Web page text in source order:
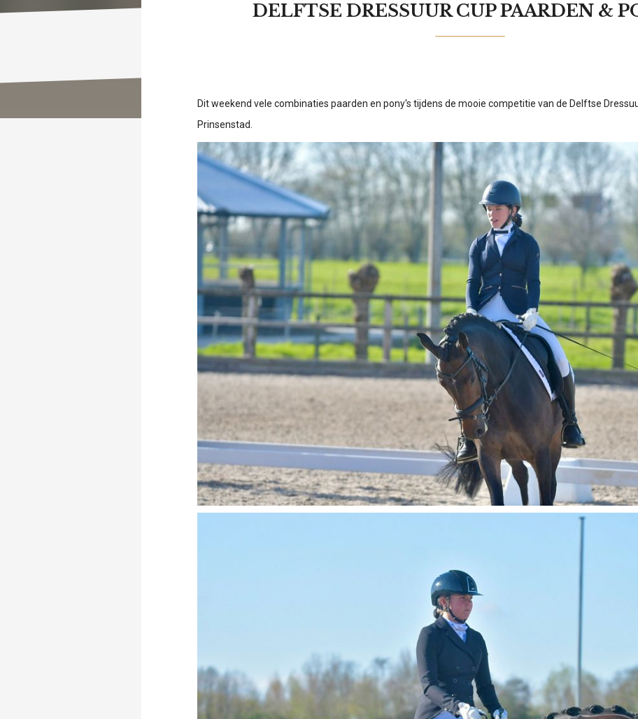
DELFTSE DRESSUUR CUP PAARDEN &
Dit weekend vele combinaties paarden en pony's tijdens de mooie competitie van de Delftse
Prinsenstad.